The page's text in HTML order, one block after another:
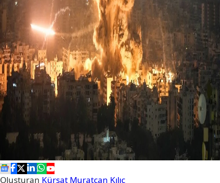
Oluşturan Kürşat Muratcan Kılıç